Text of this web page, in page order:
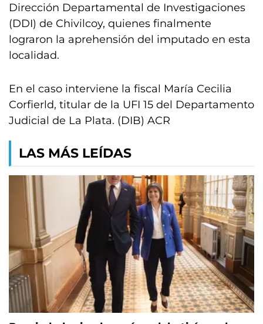
Dirección Departamental de Investigaciones
(DDI) de Chivilcoy, quienes finalmente
lograron la aprehensión del imputado en esta
localidad.
En el caso interviene la fiscal María Cecilia
Corfierld, titular de la UFI 15 del Departamento
Judicial de La Plata. (DIB) ACR
LAS MÁS LEÍDAS